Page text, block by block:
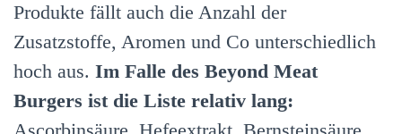
Produkte fällt auch die Anzahl der
Zusatzstoffe, Aromen und Co unterschiedlich
hoch aus. Im Falle des Beyond Meat
Burgers ist die Liste relativ lang: